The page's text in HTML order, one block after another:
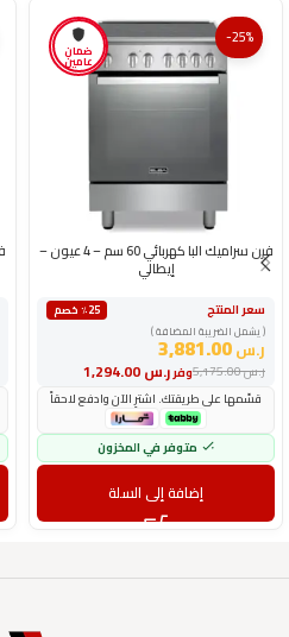
ضمان
عامين
-25%
فرن سراميك البا كهربائي 60 سم – 4 عيون –
إيطالي
سعر المنتج
٪25 خصم
( يشمل الضريبة المضافة )
ر.س3,881.00
وفرر.س ر.س5,175.00
قسّمها على طريقتك. اشترِ الآن وادفع لاحقاً
متوفر في المخزون
إضافة إلى السلة